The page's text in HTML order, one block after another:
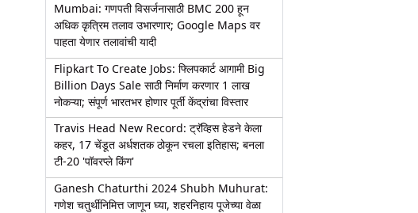
Mumbai: गणपती विसर्जनासाठी BMC 200 हून
अधिक कृत्रिम तलाव उभारणार; Google Maps वर
पाहता येणार तलावांची यादी
Flipkart To Create Jobs: फ्लिपकार्ट आगामी Big
Billion Days Sale साठी निर्माण करणार 1 लाख
नोकऱ्या; संपूर्ण भारतभर होणार पूर्ती केंद्रांचा विस्तार
Travis Head New Record: ट्रॅव्हिस हेडने केला
कहर, 17 चेंडूत अर्धशतक ठोकून रचला इतिहास; बनला
टी-20 'पॉवरप्ले किंग'
Ganesh Chaturthi 2024 Shubh Muhurat:
गणेश चतुर्थीनिमित्त जाणून घ्या, शहरनिहाय पूजेच्या वेळा